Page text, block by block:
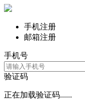
手机注册
邮箱注册
手机号
验证码
正在加载验证码......